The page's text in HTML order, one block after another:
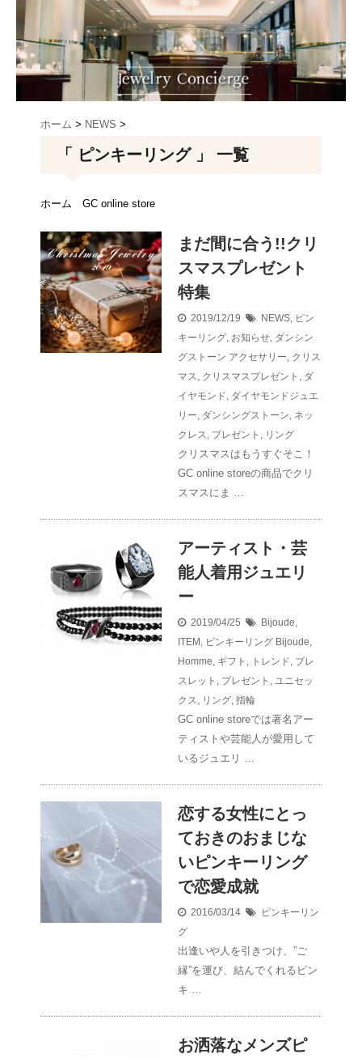
ホーム > NEWS >
「 ピンキーリング 」 一覧
ホーム GC online store
まだ間に合う!!クリ
スマスプレゼント
特集
2019/12/19 NEWS, ピン
キーリング, お知らせ, ダンシン
グストーン アクセサリー, クリス
マス, クリスマスプレゼント , ダ
イヤモンド, ダイヤモンドジュエ
リー, ダンシングストーン, ネッ
クレス, プレゼント , リング
クリスマスはもうすぐそこ！
GC online storeの商品でクリ
スマスにま …
アーティスト・芸
能人着用ジュエリ
ー
2019/04/25 Bijoude,
ITEM, ピンキーリング Bijoude,
Homme, ギフト , トレンド, ブレ
スレット , プレゼント , ユニセッ
クス, リング, 指輪
GC online storeでは著名アー
ティストや芸能人が愛用して
いるジュエリ …
恋する女性にとっ
ておきのおまじな
いピンキーリング
で恋愛成就
2016/03/14
ピンキーリン
グ
出逢いや人を引きつけ、”ご
縁”を運び、結んでくれるピン
キ …
お洒落なメンズピ